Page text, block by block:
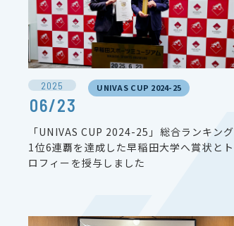
2025
06/23
UNIVAS CUP 2024-25
「UNIVAS CUP 2024-25」総合ランキング
1位6連覇を達成した早稲田大学へ賞状とト
ロフィーを授与しました